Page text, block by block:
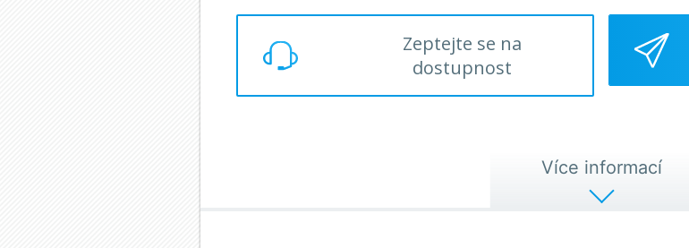
Zeptejte se na
dostupnost
Více informací